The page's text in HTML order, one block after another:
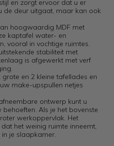
en zorgt ervoor dat u er
de deur uitgaat, maar kan ook
hoogwaardig MDF met
kaptafel water- en
vooral in vochtige ruimtes.
stabiliteit met
is afgewerkt met verf
grote en 2 kleine tafellades en
make-upspullen netjes
ontwerp kunt u
Als je het bovenste
werkoppervlak. Het
het weinig ruimte inneemt,
je slaapkamer.